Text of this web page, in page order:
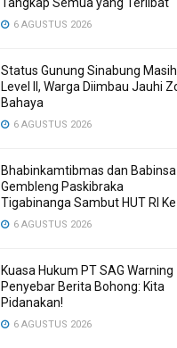
6 AGUSTUS 2026
Status Gunung Sinabung Masih
Level II, Warga Diimbau Jauhi
Bahaya
6 AGUSTUS 2026
Bhabinkamtibmas dan Babinsa
Gembleng Paskibraka
Tigabinanga Sambut HUT RI
6 AGUSTUS 2026
Kuasa Hukum PT SAG Warning
Penyebar Berita Bohong: Kita
Pidanakan!
6 AGUSTUS 2026